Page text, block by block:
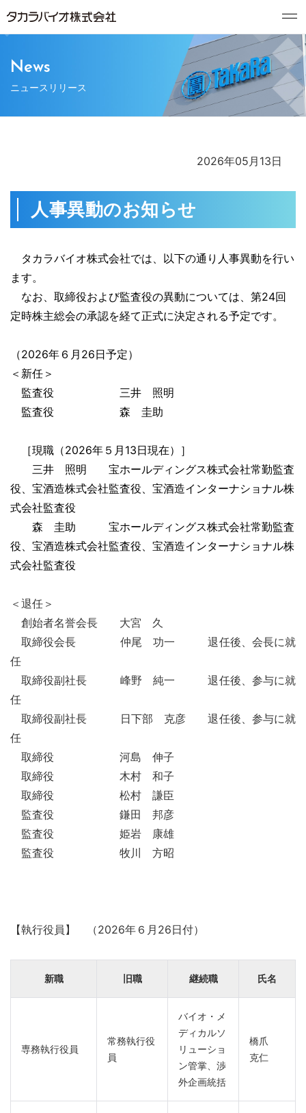
News
ニュースリリース
2026年05月13日
人事異動のお知らせ
タカラバイオ株式会社では、以下の通り人事異動を行い
ます。
なお、取締役および監査役の異動については、第24回
定時株主総会の承認を経て正式に決定される予定です。
（2026年６月26日予定）
＜新任＞
監査役 三井 照明
監査役 森 圭助
［現職（2026年５月13日現在）］
三井 照明 宝ホールディングス株式会社常勤監査
役、宝酒造株式会社監査役、宝酒造インターナショナル株
式会社監査役
森 圭助 宝ホールディングス株式会社常勤監査
役、宝酒造株式会社監査役、宝酒造インターナショナル株
式会社監査役
＜退任＞
創始者名誉会長 大宮 久
取締役会長 仲尾 功一 退任後、会長に就
任
取締役副社長 峰野 純一 退任後、参与に就
任
取締役副社長 日下部 克彦 退任後、参与に就
任
取締役 河島 伸子
取締役 木村 和子
取締役 松村 謙臣
監査役 鎌田 邦彦
監査役 姫岩 康雄
監査役 牧川 方昭
【執行役員】 （2026年６月26日付）
新職 旧職 継続職 氏名
専務執行役員
常務執行役
員
バイオ・メ
ディカルソ
リューショ
ン管掌、渉
外企画統括
橋爪
克仁